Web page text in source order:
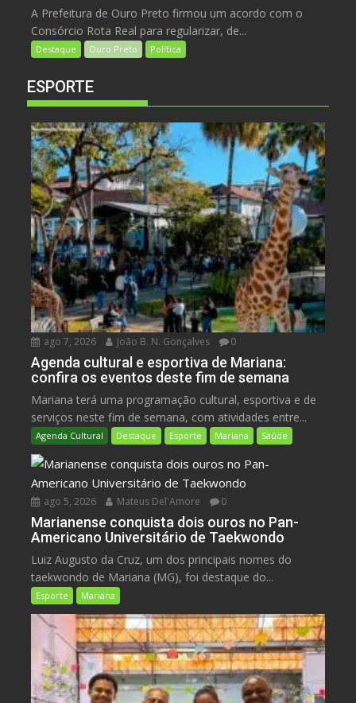
A Prefeitura de Ouro Preto firmou um acordo com o
Consórcio Rota Real para regularizar, de...
Destaque Ouro Preto Política
ESPORTE
ago 7, 2026 João B. N. Gonçalves 0
Agenda cultural e esportiva de Mariana:
confira os eventos deste fim de semana
Mariana terá uma programação cultural, esportiva e de
serviços neste fim de semana, com atividades entre...
Agenda Cultural Destaque Esporte Mariana Saúde
ago 5, 2026 Mateus Del'Amore 0
Marianense conquista dois ouros no Pan-
Americano Universitário de Taekwondo
Luiz Augusto da Cruz, um dos principais nomes do
taekwondo de Mariana (MG), foi destaque do...
Esporte Mariana